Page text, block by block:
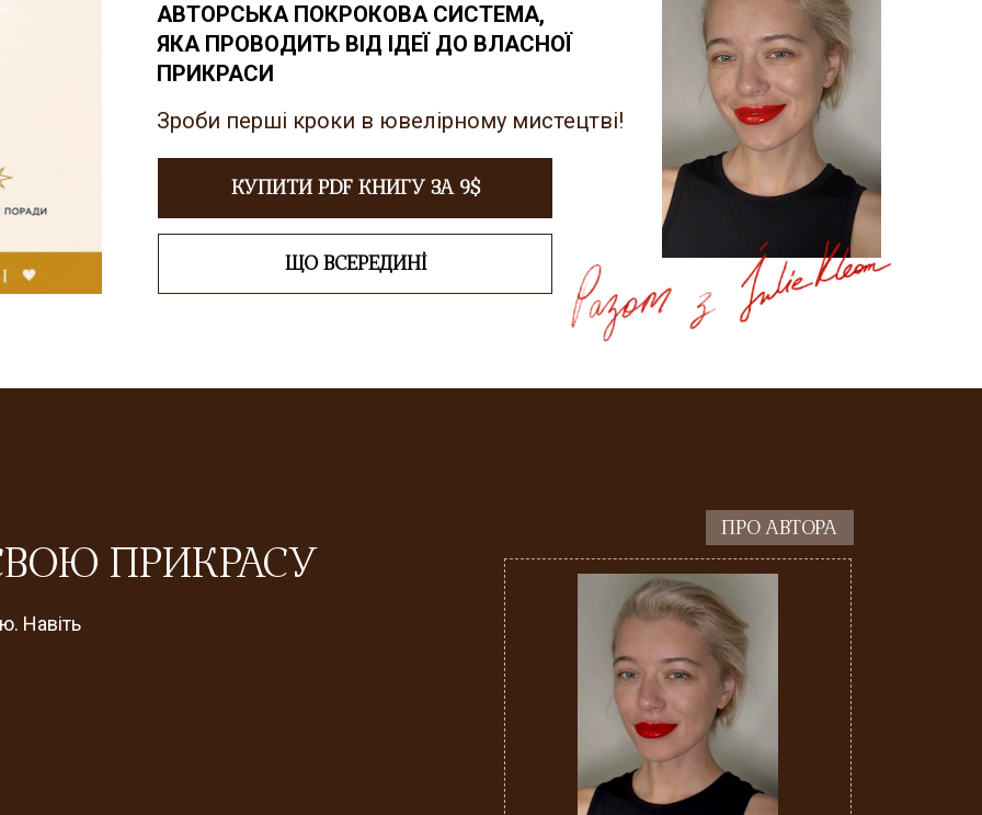
Зроби перші кроки в ювелірному мистецтві!
КУПИТИ PDF КНИГУ ЗА 9$
ЩО ВСЕРЕДИНІ
АВТОРСЬКА ПОКРОКОВА СИСТЕМА,
ЯКА ПРОВОДИТЬ ВІД ІДЕЇ ДО ВЛАСНОЇ
ПРИКРАСИ
Навіть
ПРИКРАСУ
ПРО АВТОРА